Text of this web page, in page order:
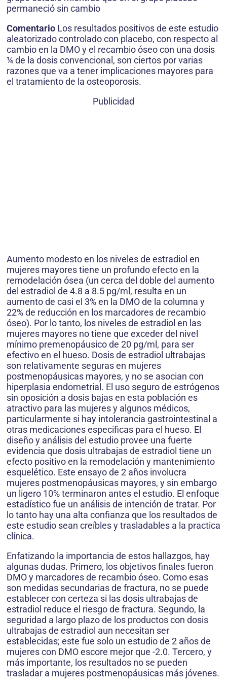
permaneció sin cambio
Comentario Los resultados positivos de este estudio
aleatorizado controlado con placebo, con respecto al
cambio en la DMO y el recambio óseo con una dosis
¼ de la dosis convencional, son ciertos por varias
razones que va a tener implicaciones mayores para
el tratamiento de la osteoporosis.
Publicidad
Aumento modesto en los niveles de estradiol en
mujeres mayores tiene un profundo efecto en la
remodelación ósea (un cerca del doble del aumento
del estradiol de 4.8 a 8.5 pg/ml, resulta en un
aumento de casi el 3% en la DMO de la columna y
22% de reducción en los marcadores de recambio
óseo). Por lo tanto, los niveles de estradiol en las
mujeres mayores no tiene que exceder del nivel
mínimo premenopáusico de 20 pg/ml, para ser
efectivo en el hueso. Dosis de estradiol ultrabajas
son relativamente seguras en mujeres
postmenopáusicas mayores, y no se asocian con
hiperplasia endometrial. El uso seguro de estrógenos
sin oposición a dosis bajas en esta población es
atractivo para las mujeres y algunos médicos,
particularmente si hay intolerancia gastrointestinal a
otras medicaciones especificas para el hueso. El
diseño y análisis del estudio provee una fuerte
evidencia que dosis ultrabajas de estradiol tiene un
efecto positivo en la remodelación y mantenimiento
esquelético. Este ensayo de 2 años involucra
mujeres postmenopáusicas mayores, y sin embargo
un ligero 10% terminaron antes el estudio. El enfoque
estadístico fue un análisis de intención de tratar. Por
lo tanto hay una alta confianza que los resultados de
este estudio sean creíbles y trasladables a la practica
clínica.
Enfatizando la importancia de estos hallazgos, hay
algunas dudas. Primero, los objetivos finales fueron
DMO y marcadores de recambio óseo. Como esas
son medidas secundarias de fractura, no se puede
establecer con certeza si las dosis ultrabajas de
estradiol reduce el riesgo de fractura. Segundo, la
seguridad a largo plazo de los productos con dosis
ultrabajas de estradiol aun necesitan ser
establecidas; este fue solo un estudio de 2 años de
mujeres con DMO escore mejor que -2.0. Tercero, y
más importante, los resultados no se pueden
trasladar a mujeres postmenopáusicas más jóvenes.